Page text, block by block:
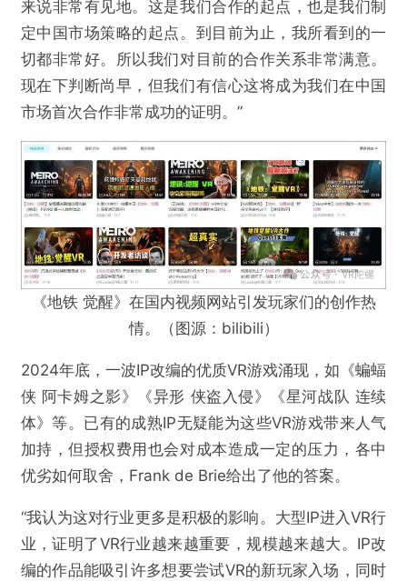
来说非常有见地。这是我们合作的起点，也是我们制
定中国市场策略的起点。到目前为止，我所看到的一
切都非常好。所以我们对目前的合作关系非常满意。
现在下判断尚早，但我们有信心这将成为我们在中国
市场首次合作非常成功的证明。”
《地铁 觉醒》在国内视频网站引发玩家们的创作热
情。（图源：bilibili）
2024年底，一波IP改编的优质VR游戏涌现，如《蝙蝠
侠 阿卡姆之影》《异形 侠盗入侵》《星河战队 连续
体》等。已有的成熟IP无疑能为这些VR游戏带来人气
加持，但授权费用也会对成本造成一定的压力，各中
优劣如何取舍，Frank de Brie给出了他的答案。
“我认为这对行业更多是积极的影响。大型IP进入VR行
业，证明了VR行业越来越重要，规模越来越大。IP改
编的作品能吸引许多想要尝试VR的新玩家入场，同时